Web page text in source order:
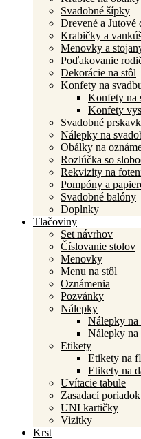
Svadobné šípky
Drevené a Jutové
Krabičky a
Menovky a
Poďakovanie
Dekorácie na stôl
Konfety na
Konfety na
Konfety
Svadobné
Nálepky na
Obálky na
Rozlúčka so
Rekvizity na
Pompóny a
Svadobné balóny
Doplnky
Tlačoviny
Set návrhov
Číslovanie stolov
Menovky
Menu na stôl
Oznámenia
Pozvánky
Nálepky
Nálepky na
Nálepky
Etikety
Etikety na
Etikety na
Uvítacie tabule
Zasadací poriadok
UNI kartičky
Vizitky
Krst